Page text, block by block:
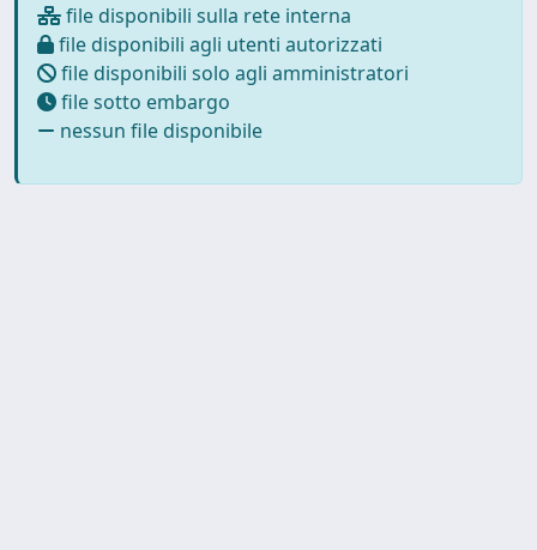
file disponibili sulla rete interna
file disponibili agli utenti autorizzati
file disponibili solo agli amministratori
file sotto embargo
nessun file disponibile